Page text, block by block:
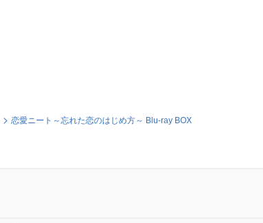
恋愛ニート～忘れた恋のはじめ方～ Blu-ray BOX